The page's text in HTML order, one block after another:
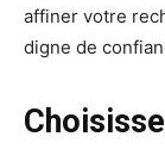
affiner votre
digne de